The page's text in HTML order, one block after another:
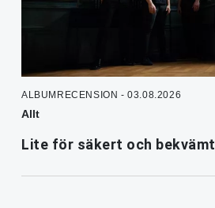
ALBUMRECENSION - 03.08.2026
Allt
Lite för säkert och bekvämt